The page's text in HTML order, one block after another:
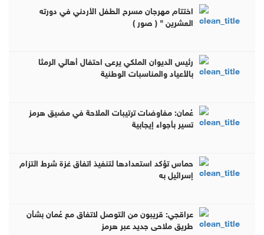
اختتام مهرجان مسرح الطفل الأردني في دورته
العشرين " ( صور )
رئيس الديوان الملكي يرعى احتفال أهالي الرمثا
بالأعياد والمناسبات الوطنية
عُمان: مفاوضات ترتيبات الملاحة في مضيق هرمز
تسير بأجواء إيجابية
حماس تؤكد استعدادها لتنفيذ اتفاق غزة شرط التزام
إسرائيل به
عراقجي: قريبون من التوصل لاتفاق مع عُمان بشأن
طريق ملاحي جديد عبر هرمز